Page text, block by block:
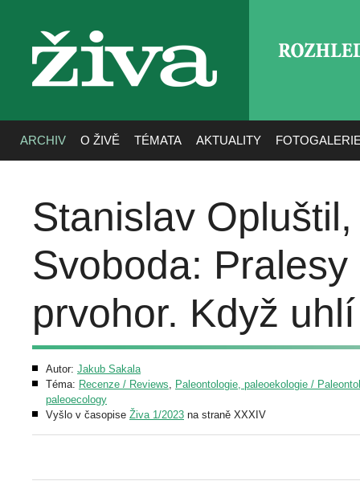
živa
ARCHIV O ŽIVĚ TÉMATA AKTUALITY
Stanislav
Svoboda:
prvohor. Když
Autor: Jakub Sakala
Téma: Recenze / Reviews, Paleontologie, paleoekologie /
paleoecology
Vyšlo v časopise Živa 1/2023 na straně XXXIV